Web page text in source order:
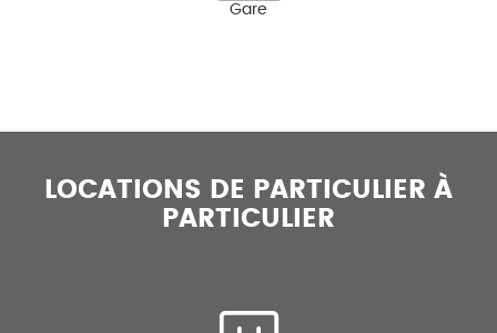
Gare
LOCATIONS DE PARTICULIER À
PARTICULIER